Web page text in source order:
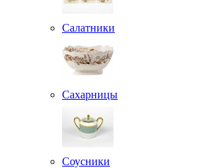
Салатники
Сахарницы
Соусники